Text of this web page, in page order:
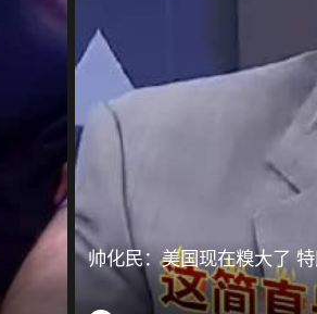
帅化民：美国现在糗大了